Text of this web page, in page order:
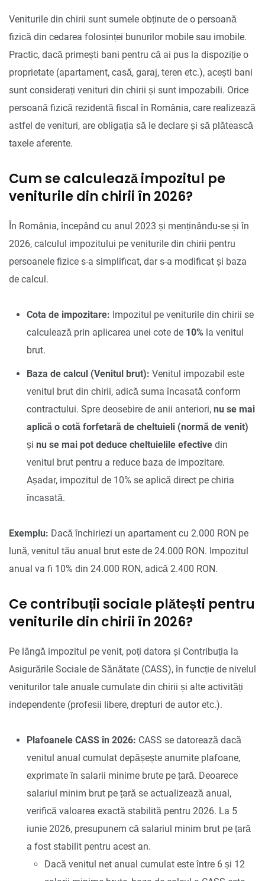
Veniturile din chirii sunt sumele obținute de o persoană
fizică din cedarea folosinței bunurilor mobile sau imobile.
Practic, dacă primești bani pentru că ai pus la dispoziție o
proprietate (apartament, casă, garaj, teren etc.), acești bani
sunt considerați venituri din chirii și sunt impozabili. Orice
persoană fizică rezidentă fiscal în România, care realizează
astfel de venituri, are obligația să le declare și să plătească
taxele aferente.
Cum se calculează impozitul pe
veniturile din chirii în 2026?
În România, începând cu anul 2023 și menținându-se și în
2026, calculul impozitului pe veniturile din chirii pentru
persoanele fizice s-a simplificat, dar s-a modificat și baza
de calcul.
Cota de impozitare: Impozitul pe veniturile din chirii se
calculează prin aplicarea unei cote de 10% la venitul
brut.
Baza de calcul (Venitul brut): Venitul impozabil este
venitul brut din chirii, adică suma încasată conform
contractului. Spre deosebire de anii anteriori, nu se mai
aplică o cotă forfetară de cheltuieli (normă de venit)
și nu se mai pot deduce cheltuielile efective din
venitul brut pentru a reduce baza de impozitare.
Așadar, impozitul de 10% se aplică direct pe chiria
încasată.
Exemplu: Dacă închiriezi un apartament cu 2.000 RON pe
lună, venitul tău anual brut este de 24.000 RON. Impozitul
anual va fi 10% din 24.000 RON, adică 2.400 RON.
Ce contribuții sociale plătești pentru
veniturile din chirii în 2026?
Pe lângă impozitul pe venit, poți datora și Contribuția la
Asigurările Sociale de Sănătate (CASS), în funcție de nivelul
veniturilor tale anuale cumulate din chirii și alte activități
independente (profesii libere, drepturi de autor etc.).
Plafoanele CASS în 2026: CASS se datorează dacă
venitul anual cumulat depășește anumite plafoane,
exprimate în salarii minime brute pe țară. Deoarece
salariul minim brut pe țară se actualizează anual,
verifică valoarea exactă stabilită pentru 2026. La 5
iunie 2026, presupunem că salariul minim brut pe țară
a fost stabilit pentru acest an.
Dacă venitul net anual cumulat este între 6 și 12